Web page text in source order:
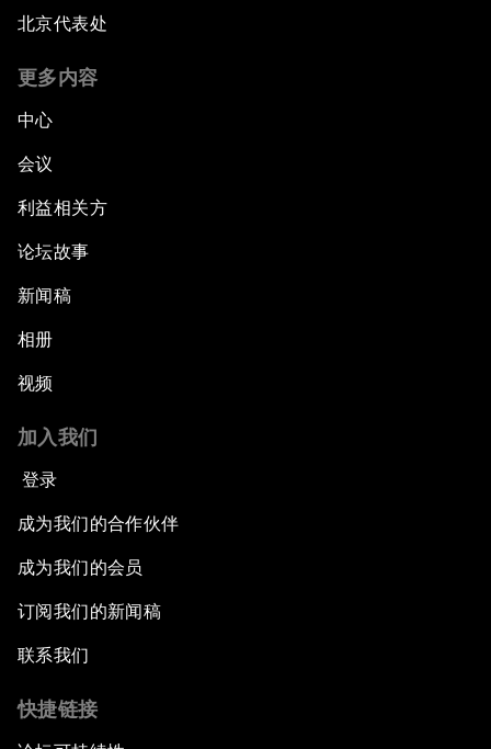
北京代表处
更多内容
中心
会议
利益相关方
论坛故事
新闻稿
相册
视频
加入我们
登录
成为我们的合作伙伴
成为我们的会员
订阅我们的新闻稿
联系我们
快捷链接